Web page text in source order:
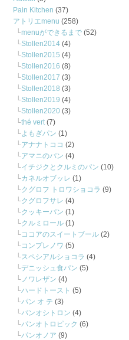
Pain Kitchen (37)
アトリエmenu (258)
menuができるまで (52)
Stollen2014 (4)
Stollen2015 (4)
Stollen2016 (8)
Stollen2017 (3)
Stollen2018 (3)
Stollen2019 (4)
Stollen2020 (3)
thé vert(7)
よもぎパン (1)
アナナトココ (2)
アマニのパン (4)
イチジクとクルミのパン (10)
カネルオブッレ (1)
クグロフ トロワショコラ (9)
クグロフサレ (4)
クッキーパン (1)
クルミロール (1)
ココアのスイートブール (2)
コンプレノワ (5)
スペシアルショコラ (4)
デニッシュ食パン (5)
ノワレザン (4)
ハードトースト (5)
パン オ テ (3)
パンオシトロン (4)
パンオトロピック (6)
パンオノア (9)